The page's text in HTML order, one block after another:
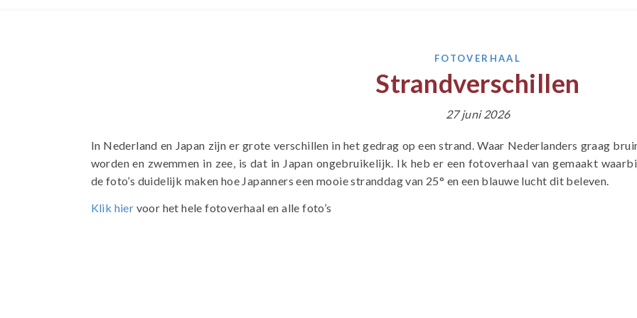
FOTOVERHAAL
Strandverschillen
27 juni 2026
In Nederland en Japan zijn er grote verschillen in het gedrag op een strand. Waar Nederlanders graag
worden en zwemmen in zee, is dat in Japan ongebruikelijk. Ik heb er een fotoverhaal van gemaakt
de foto’s duidelijk maken hoe Japanners een mooie stranddag van 25° en een blauwe lucht dit beleven.
Klik hier voor het hele fotoverhaal en alle foto’s